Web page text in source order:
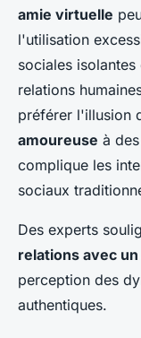
amie virtuelle
l'utilisation
sociales
relations
préférer l'illusion
amoureuse à
complique les
sociaux
Des experts
relations avec
perception des
authentiques.